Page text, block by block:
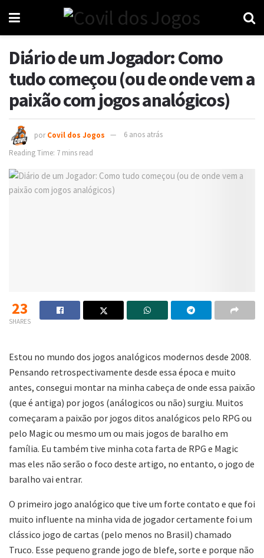
Diário de um Jogador: Como
tudo começou (ou de onde vem a
paixão com jogos analógicos)
por Covil dos Jogos
6 anos atrás
Reading Time: 7 mins read
23
SHARES
Estou no mundo dos jogos analógicos modernos desde 2008.
Pensando retrospectivamente desde essa época e muito
antes, consegui montar na minha cabeça de onde essa paixão
(que é antiga) por jogos (análogicos ou não) surgiu. Muitos
começaram a paixão por jogos ditos analógicos pelo RPG ou
pelo Magic ou mesmo um ou mais jogos de baralho em
família. Eu também tive minha cota farta de RPG e Magic
mas eles não serão o foco deste artigo, no entanto, o jogo de
baralho vai entrar.
O primeiro jogo analógico que tive um forte contato e que foi
muito influente na minha vida de jogador certamente foi um
clássico jogo de cartas (pelo menos no Brasil) chamado
Truco. Esse pequeno grande jogo de blefe, sorte e porque não